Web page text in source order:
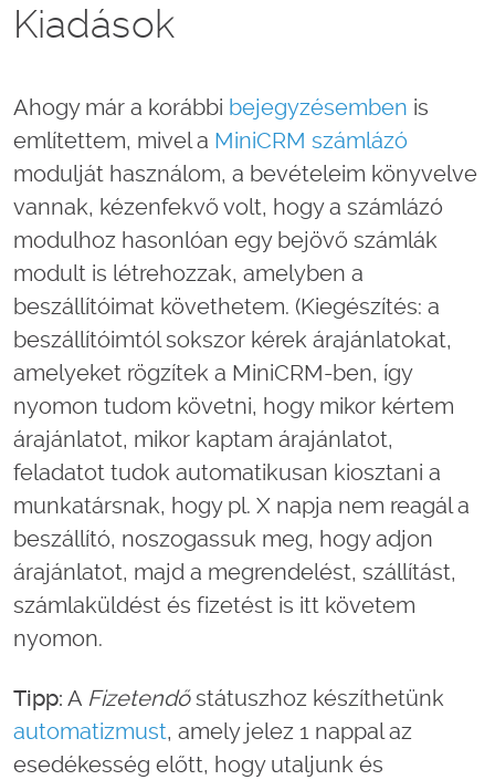
Kiadások
Ahogy már a korábbi bejegyzésemben is
említettem, mivel a MiniCRM számlázó
modulját használom, a bevételeim könyvelve
vannak, kézenfekvő volt, hogy a számlázó
modulhoz hasonlóan egy bejövő számlák
modult is létrehozzak, amelyben a
beszállítóimat követhetem. (Kiegészítés: a
beszállítóimtól sokszor kérek árajánlatokat,
amelyeket rögzítek a MiniCRM-ben, így
nyomon tudom követni, hogy mikor kértem
árajánlatot, mikor kaptam árajánlatot,
feladatot tudok automatikusan kiosztani a
munkatársnak, hogy pl. X napja nem reagál a
beszállító, noszogassuk meg, hogy adjon
árajánlatot, majd a megrendelést, szállítást,
számlaküldést és fizetést is itt követem
nyomon.
Tipp: A Fizetendőstátuszhoz készíthetünk
automatizmust, amely jelez 1 nappal az
esedékesség előtt, hogy utaljunk és